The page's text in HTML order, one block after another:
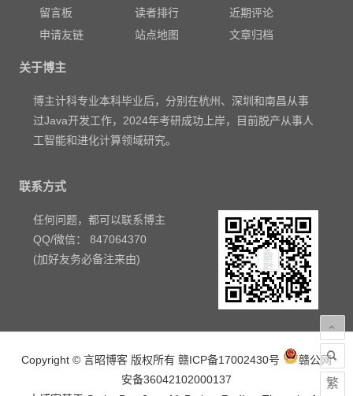
留言板 读者排行
近期评论
申请友链
站点地图 文章归档
关于博主
博主计科专业本科毕业后，分别在杭州、深圳和南昌从事
过Java开发工作，2024年考研成功上岸，目前脱产从事人
工智能和进化计算领域研究。
联系方式
任何问题，都可以联系博主
QQ/微信： 847064370
(加好友务必备注来由)
Copyright © 言昭博客 版权所有 赣ICP备17002430号
赣公网
安备36042102000137
繁